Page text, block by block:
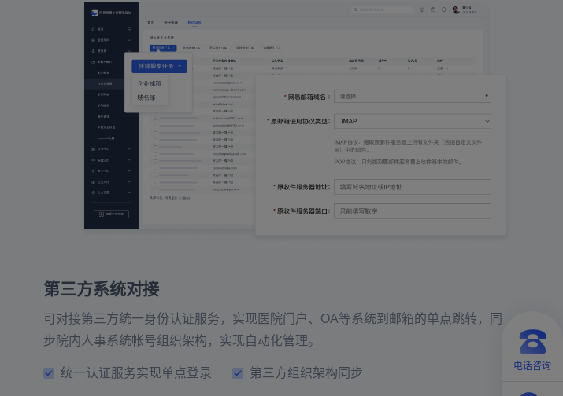
第三方系统对接
可对接第三方统一身份认证服务，实现医院门户、OA等系统到邮箱的单点跳转，同
步院内人事系统帐号组织架构，实现自动化管理。
统一认证服务实现单点登录 第三方组织架构同步 电话咨询